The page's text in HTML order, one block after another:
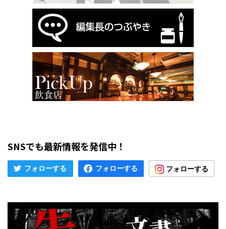
SNSでも最新情報を発信中！